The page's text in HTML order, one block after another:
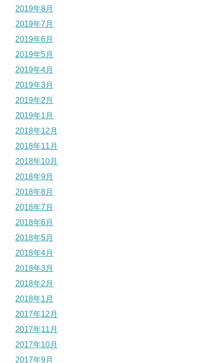
2019年8月
2019年7月
2019年6月
2019年5月
2019年4月
2019年3月
2019年2月
2019年1月
2018年12月
2018年11月
2018年10月
2018年9月
2018年8月
2018年7月
2018年6月
2018年5月
2018年4月
2018年3月
2018年2月
2018年1月
2017年12月
2017年11月
2017年10月
2017年9月